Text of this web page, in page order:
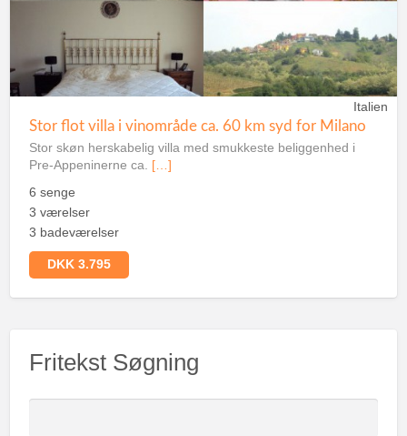
Italien
Stor flot villa i vinområde ca. 60 km syd for Milano
Stor skøn herskabelig villa med smukkeste beliggenhed i
Pre-Appeninerne ca. […]
6 senge
3 værelser
3 badeværelser
DKK 3.795
Fritekst Søgning